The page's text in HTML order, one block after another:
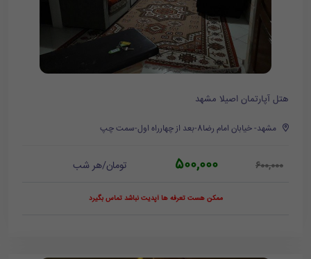
هتل آپارتمان اصیلا مشهد
مشهد- خیابان امام رضا8-بعد از چهارراه اول-سمت چپ
600,000
500,000 تومان/هر شب
ممکن هست تعرفه ها آپدیت نباشد تماس بگیرد